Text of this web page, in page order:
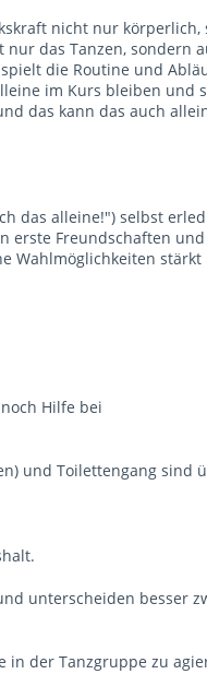
nicht nur körperlich,
das Tanzen, sondern
die Routine und
im Kurs bleiben und
das kann das auch
das alleine!") selbst
erste Freundschaften
Wahlmöglichkeiten
Hilfe bei
und Toilettengang sind
unterscheiden besser
in der Tanzgruppe zu